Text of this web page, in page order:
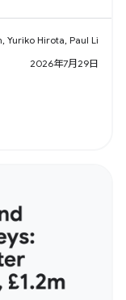
Yuriko Hirota, Paul Li
2026年7月29日